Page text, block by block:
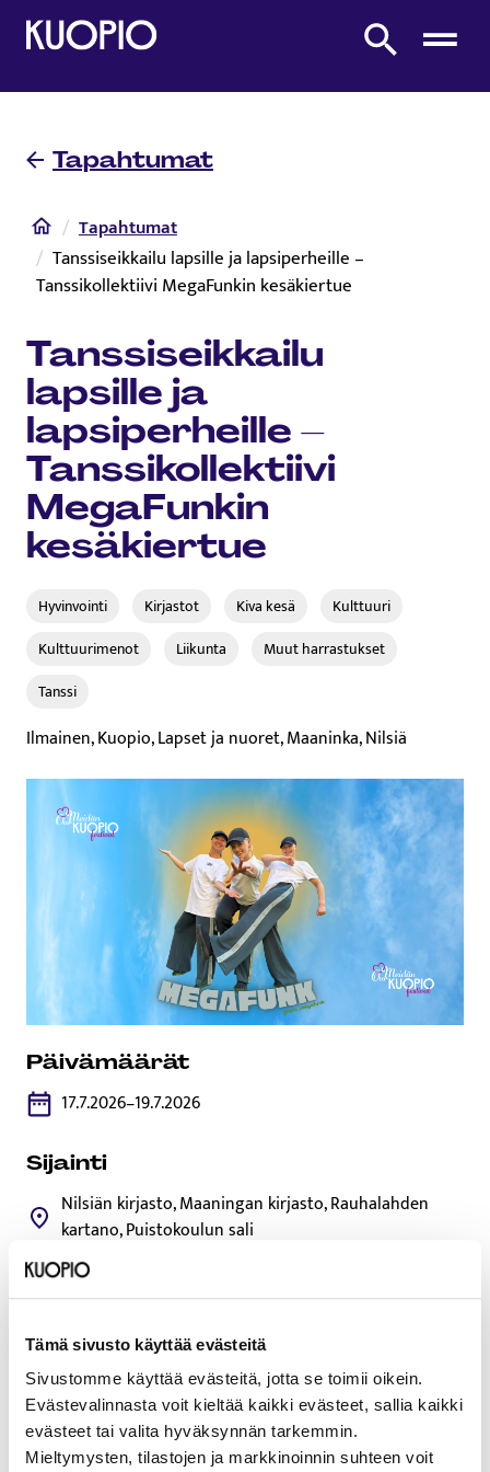
Tämä sivusto käyttää evästeitä
Sivustomme käyttää evästeitä, jotta se toimii oikein.
Evästevalinnasta voit kieltää kaikki evästeet, sallia kaikki
evästeet tai valita hyväksynnän tarkemmin.
Mieltymysten, tilastojen ja markkinoinnin suhteen voit
Etusivulle
Etsi sivustolta
Tapahtumat
Etusivu
Tapahtumat
Tanssiseikkailu lapsille ja lapsiperheille –
Tanssikollektiivi MegaFunkin kesäkiertue
Tanssiseikkailu
lapsille ja
lapsiperheille –
Tanssikollektiivi
MegaFunkin
kesäkiertue
Hyvinvointi Kirjastot Kiva kesä
Kulttuuri
Kulttuurimenot
Liikunta​
Muut harrastukset
Tanssi
Ilmainen, Kuopio, Lapset ja nuoret, Maaninka, Nilsiä
Päivämäärät
17.7.2026–19.7.2026
Sijainti
Nilsiän kirjasto, Maaningan kirjasto, Rauhalahden
kartano, Puistokoulun sali
Heinäkuussa tanssitaan Kuopiossa, onko tanssikengät jo
MegaFunkin kesäkiertueella nähdään värikkäitä ja
mielikuvituksellisia esityksiä. Luvassa on vauhdikasta
hassuttelua ja hurjia tanssikiemuroita hip hopin, jazzin ja
housen askelin. Mitä ihmettä voi tehdä taikalaatikolla ja